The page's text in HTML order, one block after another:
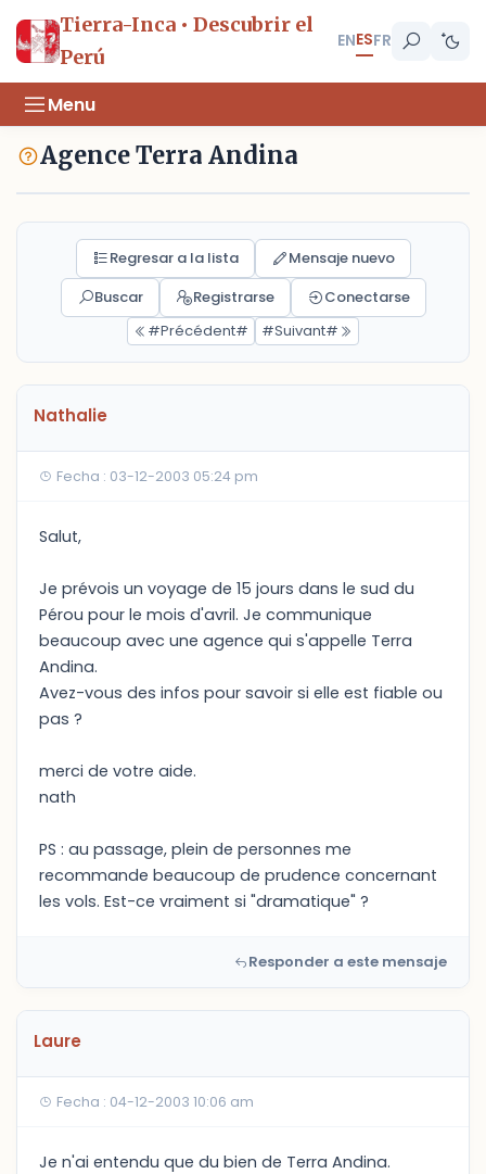
Tierra-Inca • Descubrir el
Perú
ENESFR
Menu
Agence Terra Andina
Regresar a la lista
Mensaje nuevo
Buscar
Registrarse
Conectarse
#Précédent#
#Suivant#
Nathalie
Fecha : 03-12-2003 05:24 pm
Salut,
Je prévois un voyage de 15 jours dans le sud du
Pérou pour le mois d'avril. Je communique
beaucoup avec une agence qui s'appelle Terra
Andina.
Avez-vous des infos pour savoir si elle est fiable ou
pas ?
merci de votre aide.
nath
PS : au passage, plein de personnes me
recommande beaucoup de prudence concernant
les vols. Est-ce vraiment si "dramatique" ?
Responder a este mensaje
Laure
Fecha : 04-12-2003 10:06 am
Je n'ai entendu que du bien de Terra Andina.